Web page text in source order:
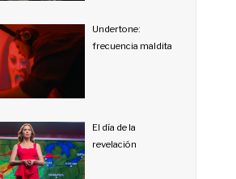
Undertone:
frecuencia maldita
El día de la
revelación